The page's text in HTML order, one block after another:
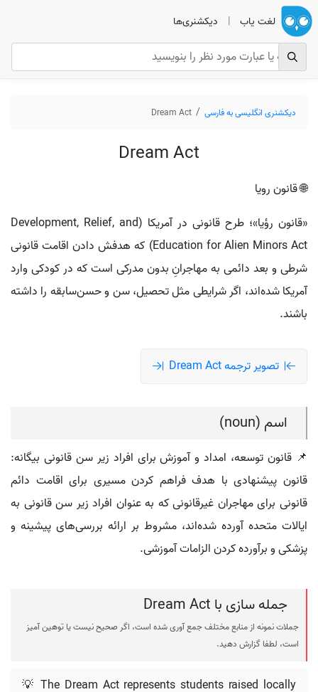
لغت یاب | دیکشنری‌ها
دیکشنری انگلیسی به فارسی Dream Act
Dream Act
🌐 قانون رویا
«قانون رؤیا»؛ طرح قانونی در آمریکا (Development, Relief, and
Education for Alien Minors Act) که هدفش دادن اقامت قانونی
شرطی و بعد دائمی به مهاجرانِ بدون مدرکی است که در کودکی وارد
آمریکا شده‌اند، اگر شرایطی مثل تحصیل، سن و حسن‌سابقه را داشته
باشند.
تصویر ترجمه Dream Act
اسم (noun)
📌 قانون توسعه، امداد و آموزش برای افراد زیر سن قانونی بیگانه:
قانون پیشنهادی با هدف فراهم کردن مسیری برای اقامت دائم
قانونی برای مهاجران غیرقانونی که به عنوان افراد زیر سن قانونی به
ایالات متحده آورده شده‌اند، مشروط بر ارائه بررسی‌های پیشینه و
پزشکی و برآورده کردن الزامات آموزشی.
جمله سازی با Dream Act
جملات نمونه از منابع مختلف جمع آوری شده است، اگر صحیح نیست یا توهین آمیز
است، لطفا گزارش دهید.
💡 The Dream Act represents students raised locally